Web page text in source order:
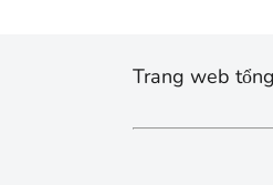
Trang web